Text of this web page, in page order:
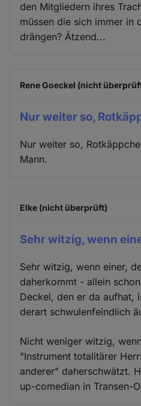
den Mitgliedern ihres
müssen die sich immer in
drängen? Ätzend...
Rene Goeckel (nicht
Nur weiter so,
Nur weiter so,
Mann.
Elke (nicht überprüft)
Sehr witzig, wenn
Sehr witzig, wenn einer,
daherkommt - allein
Deckel, den er da aufhat,
derart schwulenfeindlich
Nicht weniger witzig,
"Instrument totalitärer
anderer" daherschwätzt.
up-comedian in Transen-